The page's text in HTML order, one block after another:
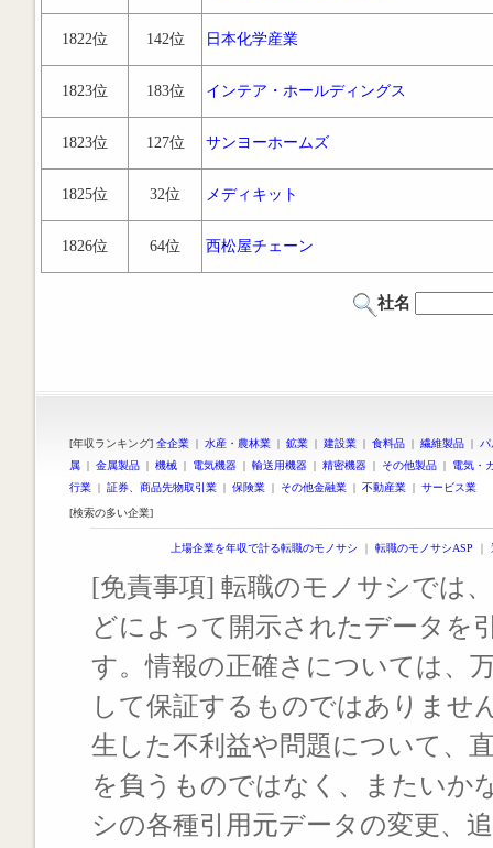
1822位 142位 日本化学産業
1823位 183位 インテア・ホールディングス
1823位 127位 サンヨーホームズ
1825位 32位 メディキット
1826位 64位 西松屋チェーン
社名
[年収ランキング] 全企業 | 水産・農林業 | 鉱業 | 建設業 | 食料品 | 繊維製品 |
属 | 金属製品 | 機械 | 電気機器 | 輸送用機器 | 精密機器 | その他製品 | 電気・
行業 | 証券、商品先物取引業 | 保険業 | その他金融業 | 不動産業 | サービス業
[検索の多い企業]
上場企業を年収で計る転職のモノサシ ｜ 転職のモノサシASP ｜
[免責事項] 転職のモノサシでは
どによって開示されたデータを
す。情報の正確さについては、
して保証するものではありませ
生した不利益や問題について、
を負うものではなく、またいか
シの各種引用元データの変更、